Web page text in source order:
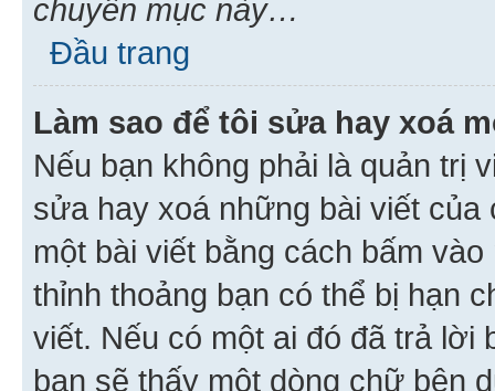
chuyên mục này…
Đầu trang
Làm sao để tôi sửa hay xoá
Nếu bạn không phải là quản trị
sửa hay xoá những bài viết
một bài viết bằng cách bấm
thỉnh thoảng bạn có thể bị hạn
viết. Nếu có một ai đó đã trả lời
bạn sẽ thấy một dòng chữ bên